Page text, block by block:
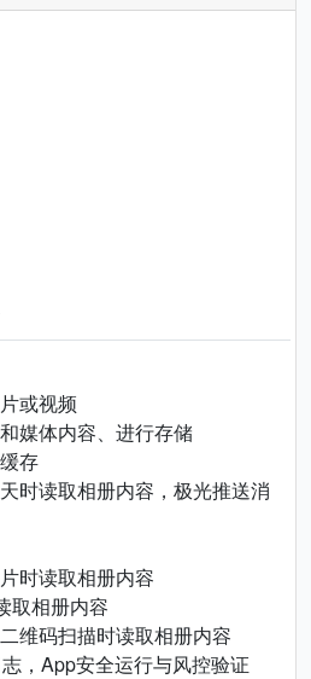
或视频
媒体内容、进行存储
存
时读取相册内容，极光推送消
时读取相册内容
取相册内容
维码扫描时读取相册内容
，App安全运行与风控验证